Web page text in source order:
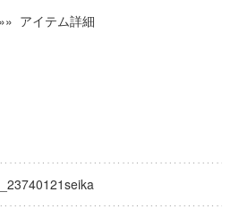
ンスティテュート
成果報告書
ングプログラム「超成熟社会発展のサ
»» アイテム詳細